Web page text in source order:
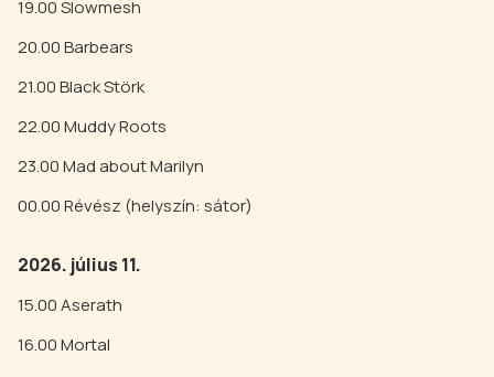
19.00 Slowmesh
20.00 Barbears
21.00 Black Störk
22.00 Muddy Roots
23.00 Mad about Marilyn
00.00 Révész (helyszín: sátor)
2026. július 11.
15.00 Aserath
16.00 Mortal